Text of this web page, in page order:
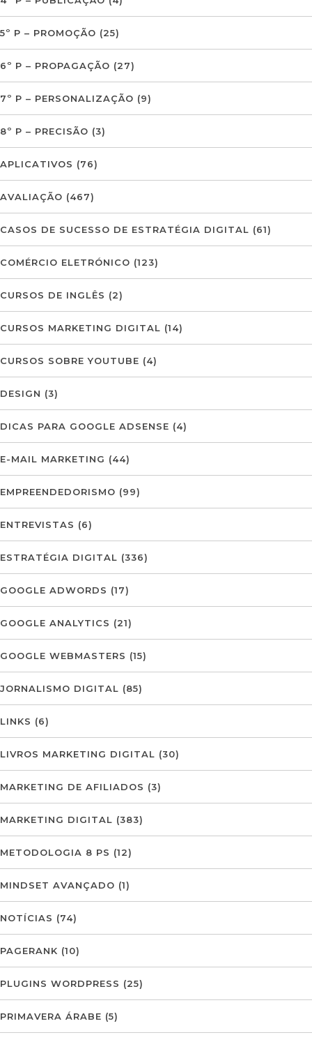
5º P – PROMOÇÃO (25)
6º P – PROPAGAÇÃO (27)
7º P – PERSONALIZAÇÃO (9)
8º P – PRECISÃO (3)
APLICATIVOS (76)
AVALIAÇÃO (467)
CASOS DE SUCESSO DE ESTRATÉGIA DIGITAL (61)
COMÉRCIO ELETRÓNICO (123)
CURSOS DE INGLÊS (2)
CURSOS MARKETING DIGITAL (14)
CURSOS SOBRE YOUTUBE (4)
DESIGN (3)
DICAS PARA GOOGLE ADSENSE (4)
E-MAIL MARKETING (44)
EMPREENDEDORISMO (99)
ENTREVISTAS (6)
ESTRATÉGIA DIGITAL (336)
GOOGLE ADWORDS (17)
GOOGLE ANALYTICS (21)
GOOGLE WEBMASTERS (15)
JORNALISMO DIGITAL (85)
LINKS (6)
LIVROS MARKETING DIGITAL (30)
MARKETING DE AFILIADOS (3)
MARKETING DIGITAL (383)
METODOLOGIA 8 PS (12)
MINDSET AVANÇADO (1)
NOTÍCIAS (74)
PAGERANK (10)
PLUGINS WORDPRESS (25)
PRIMAVERA ÁRABE (5)